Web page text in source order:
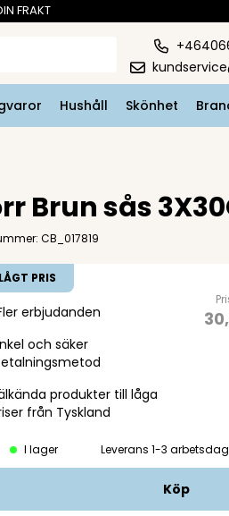
FRAKT
Hushåll Skönhet
Brun sås
CB_017819
PRIS
erbjudanden
och säker
produkter till låga
från Tyskland
I lager Leverans 1-3
Köp